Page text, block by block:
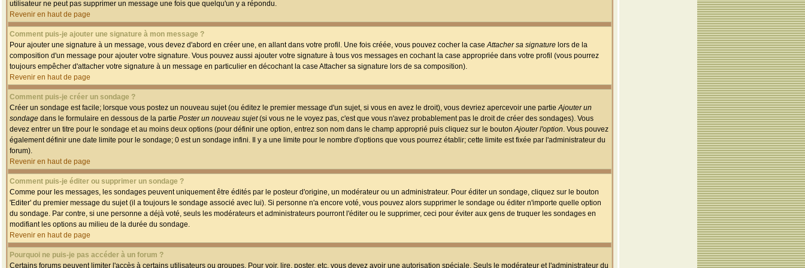
utilisateur ne peut pas supprimer un message une fois que quelqu'un y a répondu.
Revenir en haut de page
Comment puis-je ajouter une signature à mon message ?
Pour ajouter une signature à un message, vous devez d'abord en créer une, en allant dans votre profil. Une fois créée, vous pouvez cocher la caseAttacher sa signature lors de la
composition d'un message pour ajouter votre signature. Vous pouvez aussi ajouter votre signature à tous vos messages en cochant la case appropriée dans votre profil (vous pourrez
toujours empêcher d'attacher votre signature à un message en particulier en décochant la case Attacher sa signature lors de sa composition).
Revenir en haut de page
Comment puis-je créer un sondage ?
Créer un sondage est facile; lorsque vous postez un nouveau sujet (ou éditez le premier message d'un sujet, si vous en avez le droit), vous devriez apercevoir une partieAjouter un
sondage dans le formulaire en dessous de la partie Poster un nouveau sujet(si vous ne le voyez pas, c'est que vous n'avez probablement pas le droit de créer des sondages). Vous
devez entrer un titre pour le sondage et au moins deux options (pour définir une option, entrez son nom dans le champ approprié puis cliquez sur le boutonAjouter l'option. Vous pouvez
également définir une date limite pour le sondage; 0 est un sondage infini. Il y a une limite pour le nombre d'options que vous pourrez établir; cette limite est fixée par l'administrateur du
forum).
Revenir en haut de page
Comment puis-je éditer ou supprimer un sondage ?
Comme pour les messages, les sondages peuvent uniquement être édités par le posteur d'origine, un modérateur ou un administrateur. Pour éditer un sondage, cliquez sur le bouton
'Editer' du premier message du sujet (il a toujours le sondage associé avec lui). Si personne n'a encore voté, vous pouvez alors supprimer le sondage ou éditer n'importe quelle option
du sondage. Par contre, si une personne a déjà voté, seuls les modérateurs et administrateurs pourront l'éditer ou le supprimer, ceci pour éviter aux gens de truquer les sondages en
modifiant les options au milieu de la durée du sondage.
Revenir en haut de page
Pourquoi ne puis-je pas accéder à un forum ?
Certains forums peuvent limiter l'accès à certains utilisateurs ou groupes. Pour voir, lire, poster, etc. vous devez avoir une autorisation spéciale. Seuls le modérateur et l'administrateur du